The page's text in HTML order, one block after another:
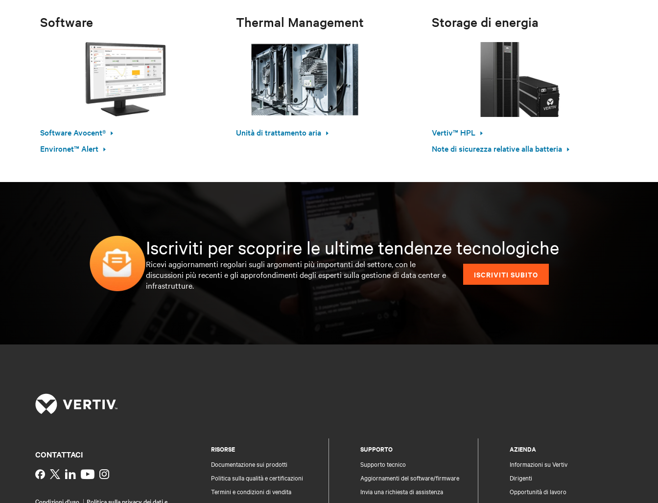
Software
Software Avocent®
Environet™ Alert
Thermal Management
Unità di trattamento aria
Storage di energia
Vertiv™ HPL
Note di sicurezza relative alla batteria
Iscriviti per scoprire le ultime tendenze tecnologiche
Ricevi aggiornamenti regolari sugli argomenti più importanti del settore, con le
discussioni più recenti e gli approfondimenti degli esperti sulla gestione di data center e
infrastrutture.
ISCRIVITI SUBITO
RISORSE
Documentazione sui prodotti
Politica sulla qualità e certificazioni
Termini e condizioni di vendita
SUPPORTO
Supporto tecnico
Aggiornamenti del software/firmware
Invia una richiesta di assistenza
AZIENDA
Informazioni su Vertiv
Dirigenti
Opportunità di lavoro
CONTATTACI
Instagram
Condizioni d'uso Politica sulla privacy dei dati e